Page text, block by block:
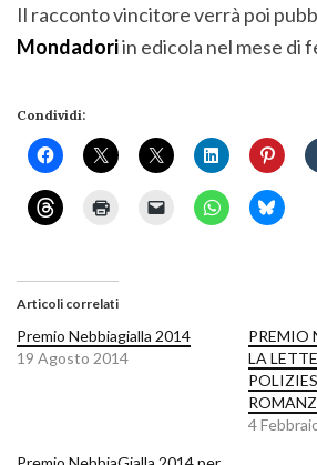
Il racconto vincitore verrà poi
Mondadoriin edicola nel mese di
Condividi:
Articoli correlati
Premio Nebbiagialla 2014
19 Agosto 2014
PREMIO
LA
4